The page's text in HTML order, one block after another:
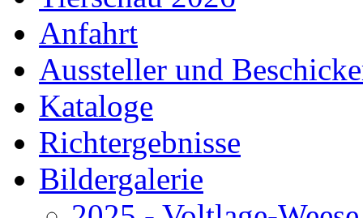
Anfahrt
Aussteller und
Kataloge
Richtergebnisse
Bildergalerie